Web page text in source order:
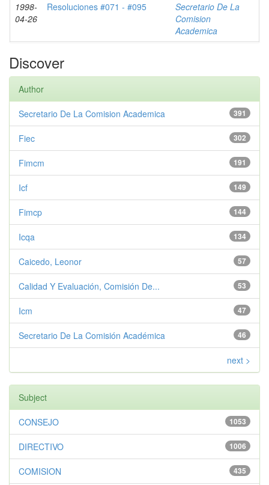
1998-
04-26
Resoluciones #071 - #095
Secretario De La
Comision
Academica
Discover
Author
391
Secretario De La Comision Academica
302
Fiec
191
Fimcm
149
Icf
144
Fimcp
134
Icqa
57
Caicedo, Leonor
53
Calidad Y Evaluación, Comisión De...
47
Icm
46
Secretario De La Comisión Académica
next >
Subject
1053
CONSEJO
1006
DIRECTIVO
435
COMISION